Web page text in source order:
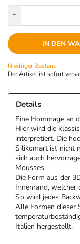
-
IN DEN
Niedriger Bestand
Der Artikel ist sofort
Details
Eine Hommage an
Hier wird die
interpretiert. Die
Silikomart ist nicht
sich auch
Mousses.
Die Form aus der
Innenrand, welcher
So wird jedes
Alle Formen dieser
Italien hergestellt.